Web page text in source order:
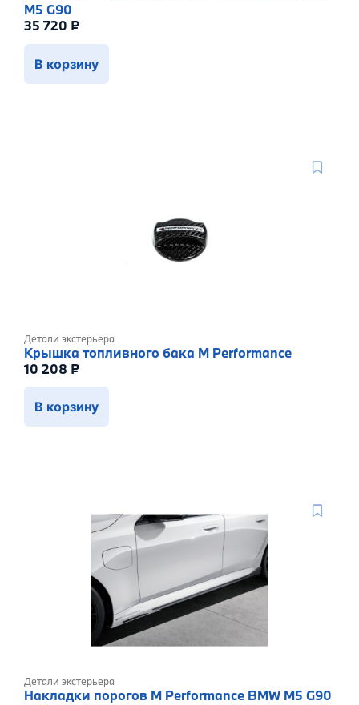
M5 G90
35 720 ₽
В корзину
Детали экстерьера
Крышка топливного бака M Performance
10 208 ₽
В корзину
Детали экстерьера
Накладки порогов M Performance BMW M5 G90